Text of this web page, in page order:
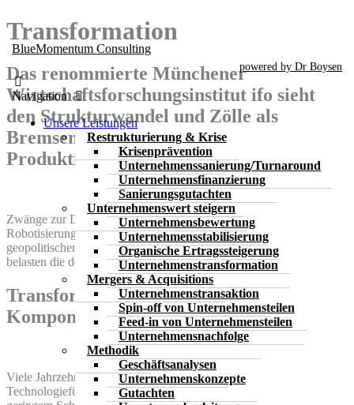
Skip
to
the
content
BlueMomentum Consulting
powered by Dr Boysen
Navigation
Unsere Leistungen
Restrukturierung & Krise
Krisenprävention
Unternehmenssanierung/Turnaround
Unternehmens­finanzierung
Sanierungsgutachten
Unternehmenswert steigern
Unternehmensbewertung
Unternehmensstabilisierung
Organische Ertragssteigerung
Unternehmenstransformation
Mergers & Acquisitions
Unternehmenstransaktion
Spin-off von Unternehmensteilen
Feed-in von Unternehmensteilen
Unternehmensnachfolge
Methodik
Geschäftsanalysen
Unternehmenskonzepte
Gutachten
Transformation
Das renommierte Münchener
Wirtschaftsforschungsinstitut ifo sieht
den Strukturwandel und Zölle als
Bremsen für die Industrie und das
Produktionspotenzial
Zwänge zur Dekarbonisierung, zur Digitalisierung und zur
Robotisierung in einer Zeit demographischer Veränderungen und
geopolitischer Unsicherheiten und schwieriger Finanzierungen
belasten die deutsche Wirtschaft.
Transformation von
Komponentenherstellern
Viele Jahrzehnte hatte die deutsche Automobilindustrie die
Technologieführerschaft für effiziente Verbrennungsmotoren mit